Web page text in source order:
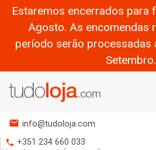
Estaremos encerrados para
Agosto. As encomendas
período serão processadas
Setembro.
mail info@tudoloja.com
phone +351 234 660 033